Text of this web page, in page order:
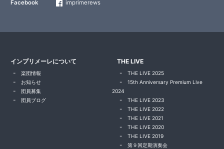
Facebook
imprimerews
インプリメーレについて
楽団情報
お知らせ
団員募集
団員ブログ
THE LIVE
THE LIVE 2025
15th Anniversary Premium Live
2024
THE LIVE 2023
THE LIVE 2022
THE LIVE 2021
THE LIVE 2020
THE LIVE 2019
第９回定期演奏会